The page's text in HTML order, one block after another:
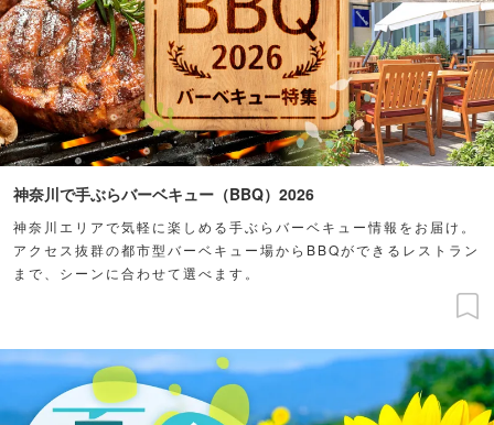
神奈川で手ぶらバーベキュー（BBQ）2026
神奈川エリアで気軽に楽しめる手ぶらバーベキュー情報をお届け。
アクセス抜群の都市型バーベキュー場からBBQができるレストラン
まで、シーンに合わせて選べます。